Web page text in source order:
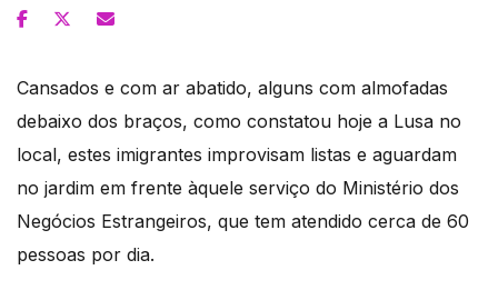
Cansados e com ar abatido, alguns com almofadas
debaixo dos braços, como constatou hoje a Lusa no
local, estes imigrantes improvisam listas e aguardam
no jardim em frente àquele serviço do Ministério dos
Negócios Estrangeiros, que tem atendido cerca de 60
pessoas por dia.